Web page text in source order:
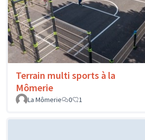
Terrain multi sports à la
Mômerie
La Mômerie
0 1